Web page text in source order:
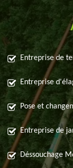
Entreprise de
Entreprise
Pose et
Entreprise de
Déssouchage